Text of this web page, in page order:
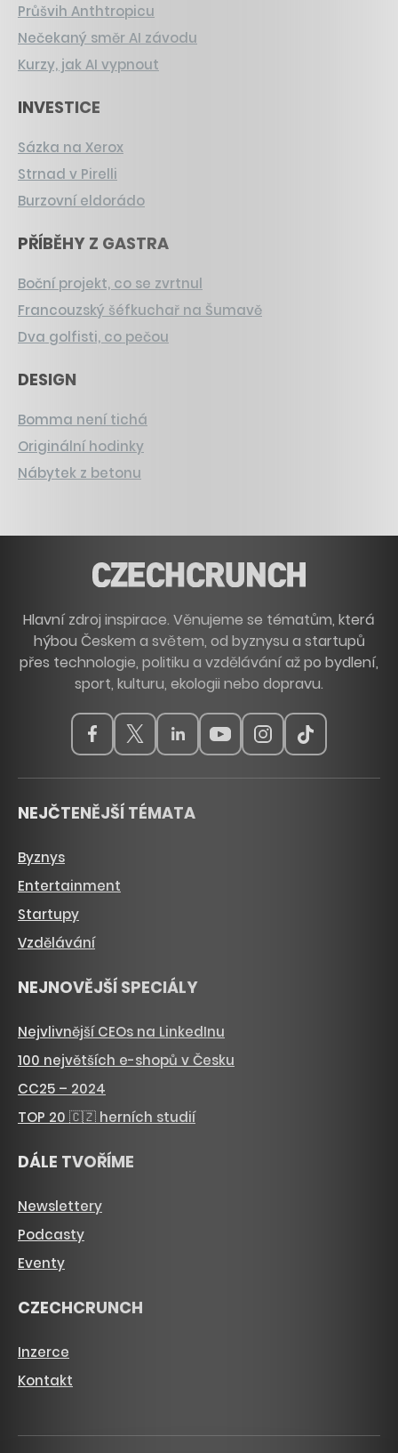
Průšvih Anthtropicu
Nečekaný směr AI závodu
Kurzy, jak AI vypnout
INVESTICE
Sázka na Xerox
Strnad v Pirelli
Burzovní eldorádo
PŘÍBĚHY Z GASTRA
Boční projekt, co se zvrtnul
Francouzský šéfkuchař na Šumavě
Dva golfisti, co pečou
DESIGN
Bomma není tichá
Originální hodinky
Nábytek z betonu
Hlavní zdroj inspirace. Věnujeme se tématům, která
hýbou Českem a světem, od byznysu a startupů
přes technologie, politiku a vzdělávání až po bydlení,
sport, kulturu, ekologii nebo dopravu.
NEJČTENĚJŠÍ TÉMATA
Byznys
Entertainment
Startupy
Vzdělávání
NEJNOVĚJŠÍ SPECIÁLY
Nejvlivnější CEOs na LinkedInu
100 největších e-shopů v Česku
CC25 – 2024
TOP 20 🇨🇿 herních studií
DÁLE TVOŘÍME
Newslettery
Podcasty
Eventy
CZECHCRUNCH
Inzerce
Kontakt